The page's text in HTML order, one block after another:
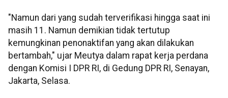
"Namun dari yang sudah terverifikasi hingga saat ini
masih 11. Namun demikian tidak tertutup
kemungkinan penonaktifan yang akan dilakukan
bertambah," ujar Meutya dalam rapat kerja perdana
dengan Komisi I DPR RI, di Gedung DPR RI, Senayan,
Jakarta, Selasa.